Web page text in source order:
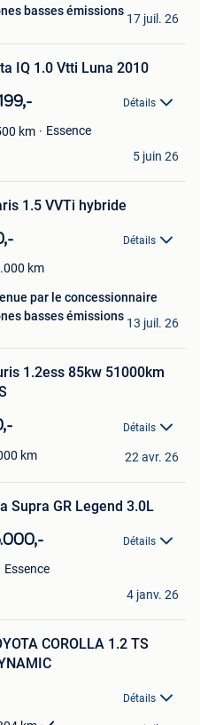
basses émissions
17 juil. 26
IQ 1.0 Vtti Luna 2010
Détails
km
Essence
5 juin 26
1.5 VVTi hybride
Détails
km
par le concessionnaire
basses émissions
13 juil. 26
1.2ess 85kw 51000km
Détails
km 22 avr. 26
Supra GR Legend 3.0L
Détails
Essence
4 janv. 26
COROLLA 1.2 TS
Détails